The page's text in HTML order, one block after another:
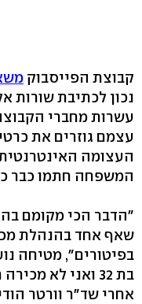
קבוצת הפייסבוק
עשרות מחברי
עצמם גוזרים את
העצומה
המשפחה חתמו כבר כ-600
"הדבר הכי מקומם
שאף אחד בהנהלת
בפיטורים", מטיחה
בת 32 ואני לא
אחרי שד"ר וורטר